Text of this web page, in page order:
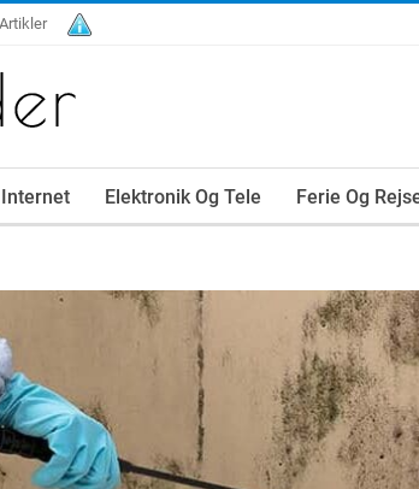
Internet Elektronik Og Tele Ferie Og